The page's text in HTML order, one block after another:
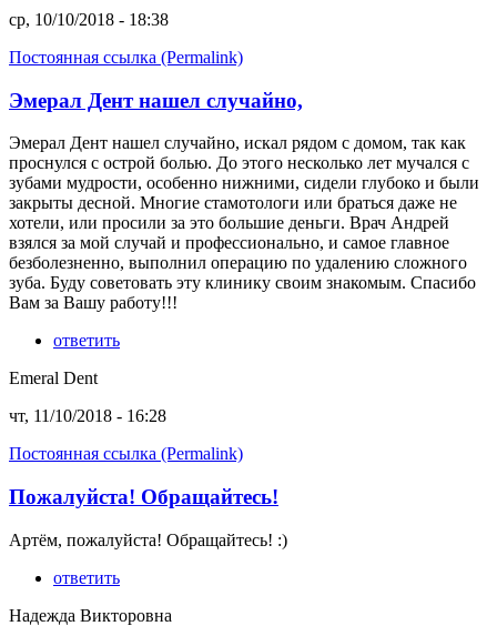
ср, 10/10/2018 - 18:38
Постоянная ссылка (Permalink)
Эмерал Дент нашел случайно,
Эмерал Дент нашел случайно, искал рядом с домом, так как
проснулся с острой болью. До этого несколько лет мучался с
зубами мудрости, особенно нижними, сидели глубоко и были
закрыты десной. Многие стамотологи или браться даже не
хотели, или просили за это большие деньги. Врач Андрей
взялся за мой случай и профессионально, и самое главное
безболезненно, выполнил операцию по удалению сложного
зуба. Буду советовать эту клинику своим знакомым. Спасибо
Вам за Вашу работу!!!
ответить
Emeral Dent
чт, 11/10/2018 - 16:28
Постоянная ссылка (Permalink)
Пожалуйста! Обращайтесь!
Артём, пожалуйста! Обращайтесь! :)
ответить
Надежда Викторовна